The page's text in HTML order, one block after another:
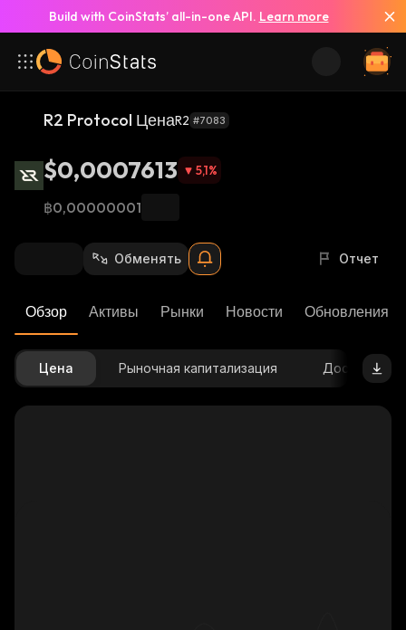
Build with CoinStats’ all-in-one API. Learn more
R2 Protocol ЦенаR2 #7083
$0,0007613 5,1%
฿0,00000001
Обменять Отчет
Обзор Активы Рынки Новости Обновления
Цена Рыночная капитализация Доступное